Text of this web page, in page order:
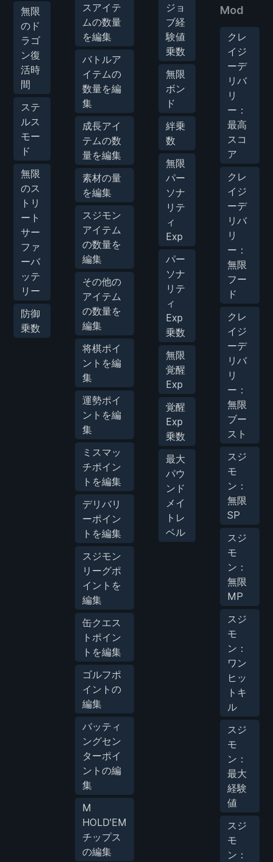
無限
のド
ラゴ
ン復
活時
間
ステ
ルス
モー
ド
無限
のス
トリ
ート
サー
ファ
ーバ
ッテ
リー
防御
乗数
スアイテ
ムの数量
を編集
バトルア
イテムの
数量を編
集
成長アイ
テムの数
量を編集
素材の量
を編集
スジモン
アイテム
の数量を
編集
その他の
アイテム
の数量を
編集
将棋ポイ
ントを編
集
運勢ポイ
ントを編
集
ミスマッ
チポイン
トを編集
デリバリ
ーポイン
トを編集
スジモン
リーグポ
イントを
編集
缶クエス
トポイン
トを編集
ゴルフポ
イントの
編集
バッティ
ングセン
ターポイ
ントの編
集
M
HOLD'EM
チップス
の編集
ジョ
ブ経
験値
乗数
無限
ボン
ド
絆乗
数
無限
パー
ソナ
リテ
ィ
Exp
パー
ソナ
リテ
ィ
Exp
乗数
無限
覚醒
Exp
覚醒
Exp
乗数
最大
パウ
ンド
メイ
トレ
ベル
Mod
クレ
イジ
ーデ
リバ
リ
ー：
最高
スコ
ア
クレ
イジ
ーデ
リバ
リ
ー：
無限
フー
ド
クレ
イジ
ーデ
リバ
リ
ー：
無限
ブー
スト
スジ
モ
ン：
無限
SP
スジ
モ
ン：
無限
MP
スジ
モ
ン：
ワン
ヒッ
トキ
ル
スジ
モ
ン：
最大
経験
値
スジ
モ
ン：